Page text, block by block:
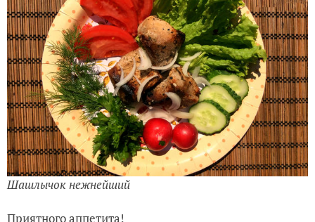
Шашлычок нежнейший
Приятного аппетита!